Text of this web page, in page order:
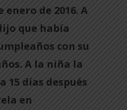
enero de 2016. A
que había
con su
A la niña la
15 días después
en